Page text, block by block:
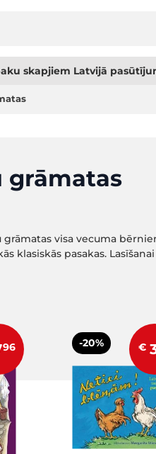
skapjiem Latvijā
grāmatas
grāmatas visa vecuma
klasiskās pasakas.
96 -20% €